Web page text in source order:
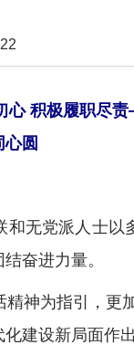
心 积极履职尽
圆
党派人士以
奋进力量。
为指引，更
建设新局面作出